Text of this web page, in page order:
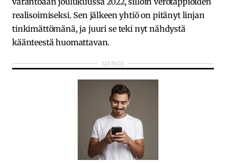
realisoimiseksi. Sen jälkeen yhtiö on pitänyt linjan
tinkimättömänä, ja juuri se teki nyt nähdystä
käänteestä huomattavan.